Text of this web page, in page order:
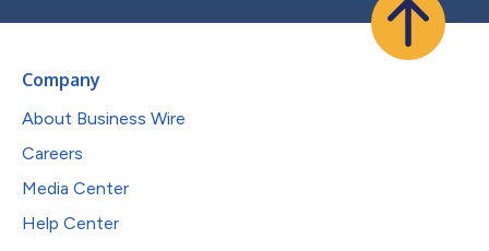
Company
About Business Wire
Careers
Media Center
Help Center